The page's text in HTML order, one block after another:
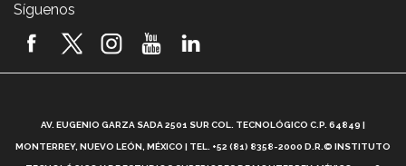
2026! (video)
¿Cómo es el Modelo Educativo Tec? (video)
Síguenos
AV. EUGENIO GARZA SADA 2501 SUR COL. TECNOLÓGICO C.P. 64849 |
MONTERREY, NUEVO LEÓN, MÉXICO | TEL. +52 (81) 8358-2000 D.R.© INSTITUTO